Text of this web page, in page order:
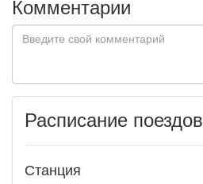
Комментарии
Расписание поездов
Станция